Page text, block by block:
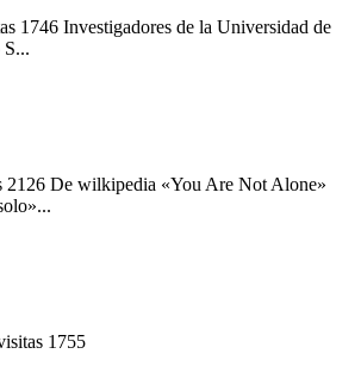
1746 Investigadores de la Universidad de
2126 De wilkipedia «You Are Not Alone»
1755